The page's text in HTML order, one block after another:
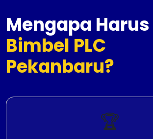
Mengapa Harus
Bimbel PLC
Pekanbaru?
🏆